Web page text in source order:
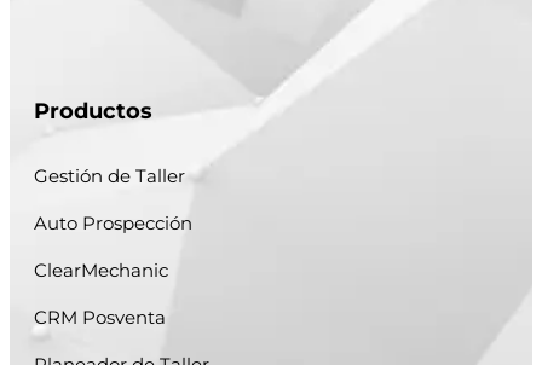
Productos
Gestión de Taller
Auto Prospección
ClearMechanic
CRM Posventa